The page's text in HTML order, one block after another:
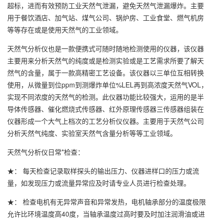
超标，进而有效预防工业天然气泄漏，避免天然气泄漏爆炸。主要
用于餐饮酒店、加气站、煤气公司、锅炉房、工业食堂、燃气机房
等等存在或是使用天然气的工业领域。
天然气分析仪也是一款便携式可随时随地检测使用的仪器，该仪器
主要用来分析天然气的纯度或是检测实验或是工艺需求所要了解天
然气的含量，属于一款高精密工艺设备。该仪器以三单位互相转换
使用，从微量到位ppm到测爆炸单位%LEL再到高浓度天然气VOL，
实现不同浓度的天然气的检测。此仪器功能比较强大，运用的是半
导体传感器、催化燃烧式传感器、红外原理传感器三传感器组装在
仪器形成一个大气上档次的工艺分析仪仪器。主要用于天然气公司
分析天然气纯度、实验室天然气含量分析等等工业领域。
天然气分析仪日常*检查：
★： 每天检查记录取样探头的输出压力、仪器进样口的压力或流
量，如发现压力或流量异常应及时请专业人员进行检查处理。
★： 检查电机有无异常声音和异常发热，电机轴承部分的温度极限
允许比环境温度高40度，当轴承温度过高时要及时加注润滑油或进